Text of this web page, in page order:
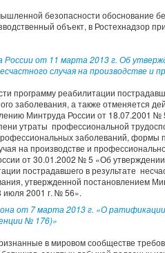
безопасности обоснование
объект, в Ростехнадзор
России от 11 марта 2013 г. Об
случая на производстве и
программу реабилитации
заболевания, а также отменяется
Минтруда России от 18.07.2001
утраты профессиональной
заболеваний,
на производстве и
от 30.01.2002 № 5 «Об
пострадавшего в результате
утвержденной постановлением
июля 2001 г. № 56».
от 7 марта 2013 г. «О
№ 176)»
в мировом сообществе